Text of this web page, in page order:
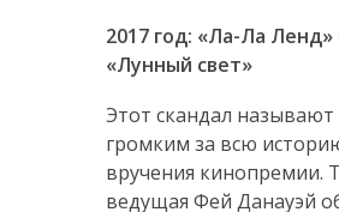
2017 год: «Ла-Ла Ленд»
«Лунный свет»
Этот скандал
громким за всю
вручения кинопремии.
ведущая Фей Данауэй